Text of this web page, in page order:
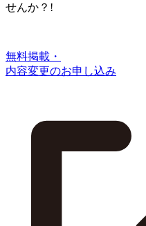
せんか？!
無料掲載・
内容変更のお申し込み